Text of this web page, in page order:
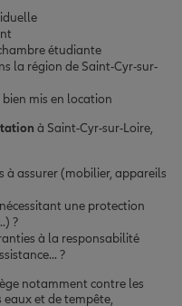
étudiante
la région de Saint-Cyr-sur-
mis en location
à Saint-Cyr-sur-Loire,
à assurer (mobilier, appareils
une protection
?
à la responsabilité
?
notamment contre les
eaux et de tempête,